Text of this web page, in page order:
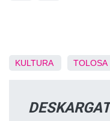
KULTURA TOLOSA